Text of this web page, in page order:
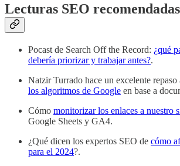
Lecturas SEO recomendadas
Pocast de Search Off the Record: ¿qué
debería priorizar y trabajar antes?.
Natzir Turrado hace un excelente repaso
los algoritmos de Google en base a
Cómo monitorizar los enlaces a nuestro
Google Sheets y GA4.
¿Qué dicen los expertos SEO de cómo
para el 2024?.